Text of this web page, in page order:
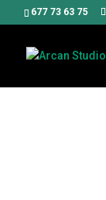
677 73 63 75